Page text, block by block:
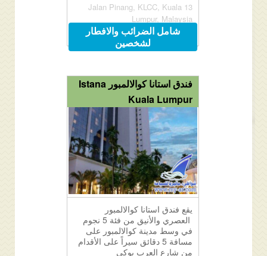
13 Jalan Pinang, KLCC, Kuala
Lumpur, Malaysia
شامل الضرائب والافطار
لشخصين
فندق استانا كوالالمبور Istana
Kuala Lumpur
يقع فندق استانا كوالالمبور
العصري والأنيق من فئة 5 نجوم
في وسط مدينة كوالالمبور على
مسافة 5 دقائق سيراً على الأقدام
من شارع العرب بوكي